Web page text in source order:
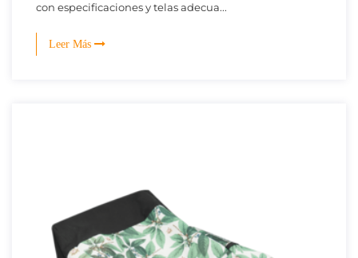
con especificaciones y telas adecua...
Leer Más